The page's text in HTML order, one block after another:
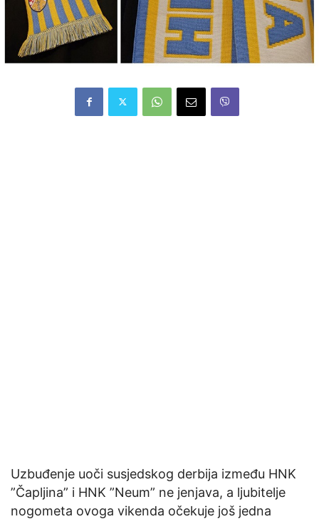
Uzbuđenje uoči susjedskog derbija između HNK
”Čapljina” i HNK ”Neum” ne jenjava, a ljubitelje
nogometa ovoga vikenda očekuje još jedna